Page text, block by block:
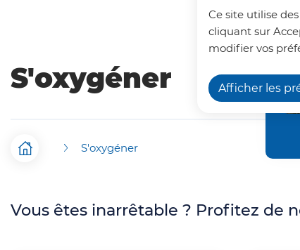
Ce site utilise
cliquant sur
modifier vos
Afficher les
g
a
t
i
r
S'oxygéner
F
l
Accueil S'oxygéner
Vous êtes inarrêtable ? Profitez de